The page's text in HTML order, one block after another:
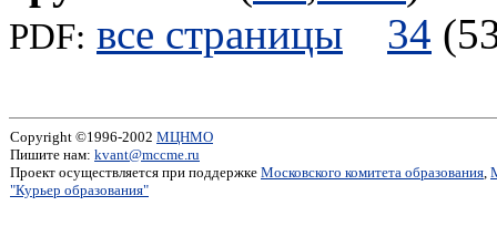
PDF: все страницы 34
Copyright ©1996-2002 МЦНМО
Пишите нам: kvant@mccme.ru
Проект осуществляется при поддержке Московского комитета образования,
"Курьер образования"